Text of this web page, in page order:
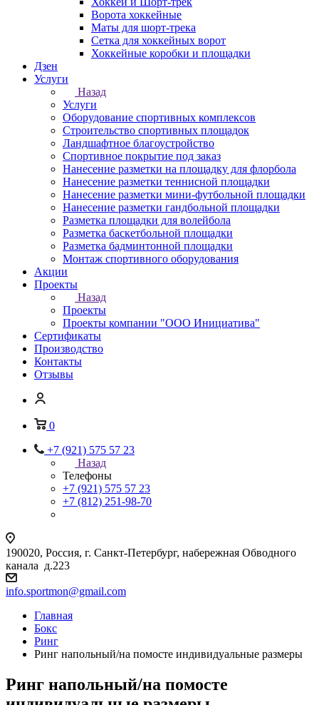
Ворота хоккейные
Маты для шорт-трека
Сетка для хоккейных ворот
Хоккейные коробки и площадки
Дзен
Услуги
Назад
Услуги
Оборудование спортивных комплексов
Строительство спортивных площадок
Ландшафтное благоустройство
Спортивное покрытие под заказ
Нанесение разметки на площадку для флорбола
Нанесение разметки теннисной площадки
Нанесение разметки мини-футбольной площадки
Нанесение разметки гандбольной площадки
Разметка площадки для волейбола
Разметка баскетбольной площадки
Разметка бадминтонной площадки
Монтаж спортивного оборудования
Акции
Проекты
Назад
Проекты
Проекты компании "ООО Инициатива"
Сертификаты
Производство
Контакты
Отзывы
0
+7 (921) 575 57 23
Назад
Телефоны
+7 (921) 575 57 23
+7 (812) 251-98-70
190020, Россия, г. Санкт-Петербург, набережная Обводного
канала д.223
info.sportmon@gmail.com
Главная
Бокс
Ринг
Ринг напольный/на помосте индивидуальные размеры
Ринг напольный/на помосте